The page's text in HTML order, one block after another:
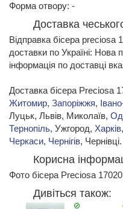
Форма отвору: -
Доставка
Відправка бісера preciosa
доставки по Україні:
інформація по доставці
Доставка бісера Preciosa
Житомир, Запоріжжя,
Луцьк, Львів, Миколаїв,
Тернопіль, Ужгород, Харків,
Черкаси, Чернігів, Чернівці.
Корисна
Фото бісера Preciosa 17020
Дивіться також: